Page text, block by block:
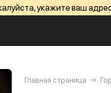
укажите ваш
Главная страница